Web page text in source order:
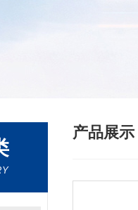
产品展示